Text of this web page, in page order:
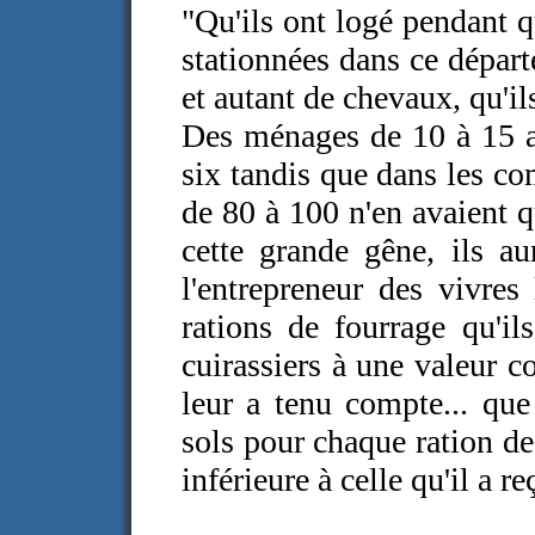
"Qu'ils ont logé pendant
stationnées dans ce
et autant de chevaux,
Des ménages de 10 à 15
six tandis que dans les
de 80 à 100 n'en avaient
cette grande gêne, ils
l'entrepreneur des
rations de fourrage
cuirassiers à une valeur
leur a tenu compte...
sols pour chaque ration
inférieure à celle qu'il a